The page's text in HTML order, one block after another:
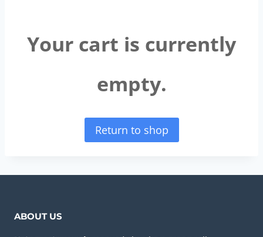
Your cart is currently
empty.
Return to shop
ABOUT US